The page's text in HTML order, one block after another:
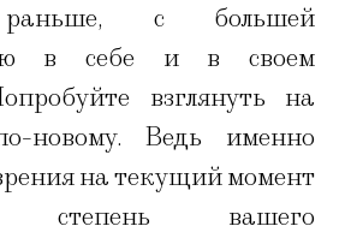
раньше, с большей
в себе и в своем
взглянуть на
новому. Ведь именно
на текущий момент
степень вашего